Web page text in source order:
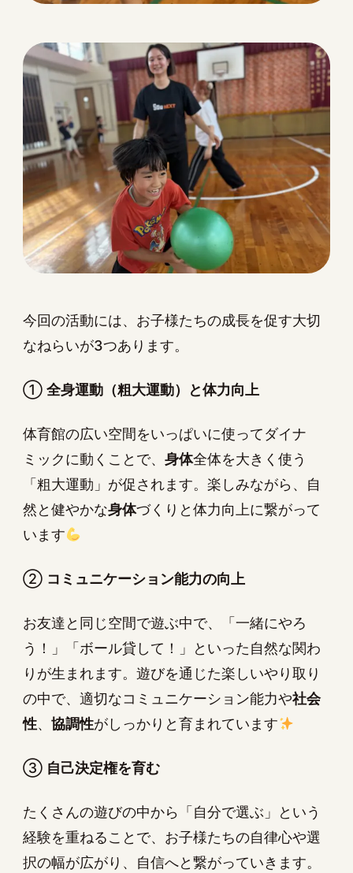
今回の活動には、お子様たちの成長を促す大切
なねらいが3つあります。
① 全身運動（粗大運動）と体力向上
体育館の広い空間をいっぱいに使ってダイナ
ミックに動くことで、 身体全体を大きく使う
「粗大運動」が促されます。楽しみながら、自
然と健やかな身体づくりと体力向上に繋がって
います
② コミュニケーション能力の向上
お友達と同じ空間で遊ぶ中で、「一緒にやろ
う！」「ボール貸して！」といった自然な関わ
りが生まれます。遊びを通じた楽しいやり取り
の中で、適切なコミュニケーション能力や社会
性、 協調性がしっかりと育まれています
③ 自己決定権を育む
たくさんの遊びの中から「自分で選ぶ」という
経験を重ねることで、お子様たちの自律心や選
択の幅が広がり、自信へと繋がっていきます。